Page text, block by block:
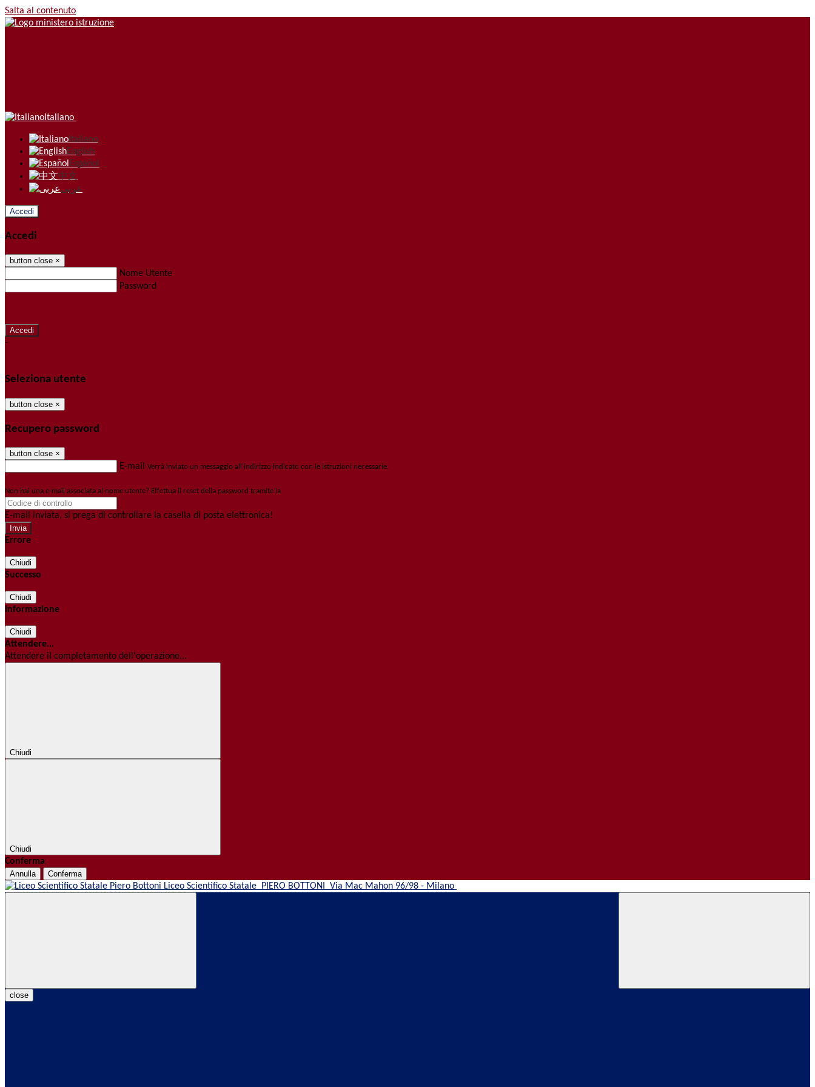
Salta al contenuto
Italiano
Italiano
English
Español
中文
عربى
Accedi
Accedi
button close ×
Nome Utente
Password
-
Seleziona utente
button close ×
Recupero password
button close ×
E-mail Verrà inviato un messaggio all'indirizzo indicato con le istruzioni necessarie.
Non hai una e-mail associata al nome utente? Effettua il reset della password tramite la
E-mail inviata, si prega di controllare la casella di posta elettronica!
Errore
Chiudi
Successo
Chiudi
Informazione
Chiudi
Attendere...
Attendere il completamento dell'operazione...
Chiudi
Chiudi
Conferma
Annulla Conferma
Liceo Scientifico Statale PIERO BOTTONI Via Mac Mahon 96/98 - Milano
close